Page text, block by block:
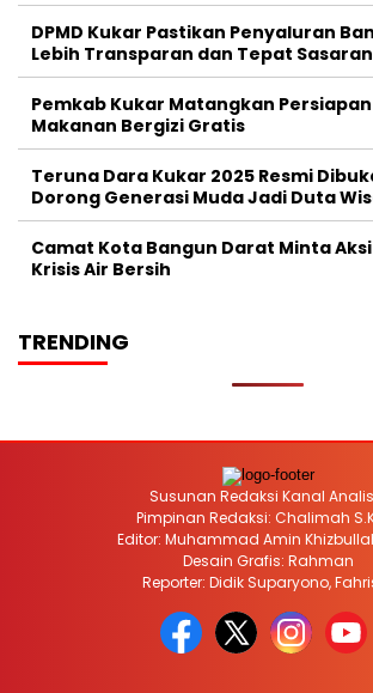
DPMD Kukar Pastikan Penyaluran
Lebih Transparan dan Tepat Sasaran
Pemkab Kukar Matangkan
Makanan Bergizi Gratis
Teruna Dara Kukar 2025 Resmi
Dorong Generasi Muda Jadi Duta
Camat Kota Bangun Darat Minta
Krisis Air Bersih
TRENDING
Susunan Redaksi Kanal
Pimpinan Redaksi: Chalimah
Editor: Muhammad Amin
Desain Grafis: Rahman
Reporter: Didik Suparyono,